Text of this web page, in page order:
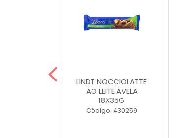
LINDT NOCCIOLATTE
AO LEITE AVELA
18X35G
Código: 430259